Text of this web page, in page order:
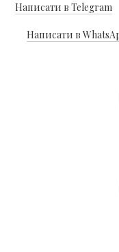
Написати в Telegram
Написати в